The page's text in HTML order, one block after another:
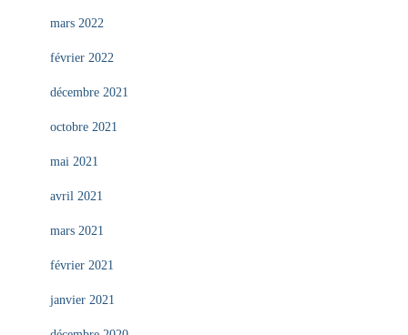
mars 2022
février 2022
décembre 2021
octobre 2021
mai 2021
avril 2021
mars 2021
février 2021
janvier 2021